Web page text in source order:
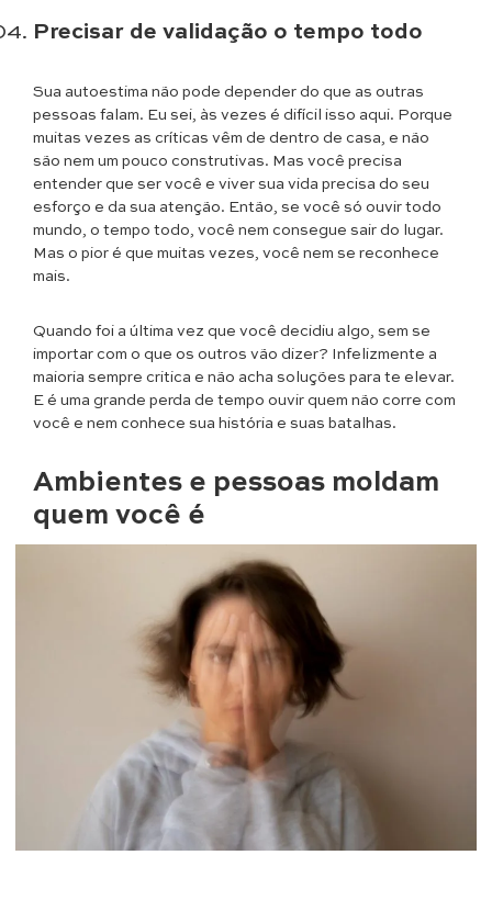
Precisar de validação o tempo todo
Sua autoestima não pode depender do que as outras
pessoas falam. Eu sei, às vezes é difícil isso aqui. Porque
muitas vezes as críticas vêm de dentro de casa, e não
são nem um pouco construtivas. Mas você precisa
entender que ser você e viver sua vida precisa do seu
esforço e da sua atenção. Então, se você só ouvir todo
mundo, o tempo todo, você nem consegue sair do lugar.
Mas o pior é que muitas vezes, você nem se reconhece
mais.
Quando foi a última vez que você decidiu algo, sem se
importar com o que os outros vão dizer? Infelizmente a
maioria sempre critica e não acha soluções para te elevar.
E é uma grande perda de tempo ouvir quem não corre com
você e nem conhece sua história e suas batalhas.
Ambientes e pessoas moldam
quem você é